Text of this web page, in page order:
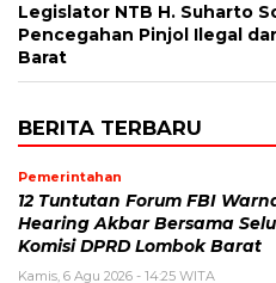
Legislator NTB H. Suharto
Pencegahan Pinjol Ilegal
Barat
BERITA TERBARU
Pemerintahan
12 Tuntutan Forum FBI
Hearing Akbar Bersama
Komisi DPRD Lombok Barat
Kamis, 6 Agu 2026 - 14:25 WITA